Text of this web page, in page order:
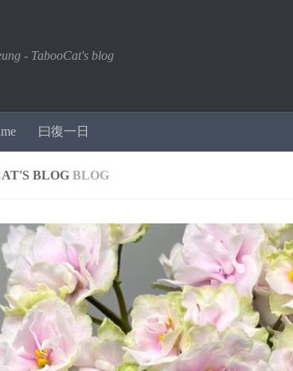
- TabooCat's blog
曰復一日
BLOG BLOG